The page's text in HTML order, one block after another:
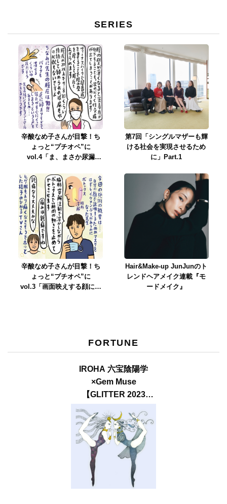
SERIES
辛酸なめ子さんが目撃！ち
ょっと“プチオペ”に
vol.4「ま、まさか尿漏
で羨望の膣圧高めな女
に！？」
第7回「シングルマザーも輝
ける社会を実現させるため
に」Part.1
辛酸なめ子さんが目撃！ち
ょっと“プチオペ”に
vol.3「画面映えする顔にな
Hair&Make-up JunJunのト
レンドヘアメイク連載『モ
ードメイク』
FORTUNE
IROHA 六宝陰陽学
×Gem Muse
【GLITTER 2023
SUMMER issue】